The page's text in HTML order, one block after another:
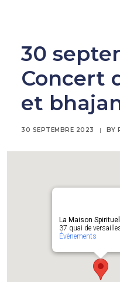
30
Concert
et
30 SEPTEMBRE 2023 | BY
La Maison
37 quai de
Évènements